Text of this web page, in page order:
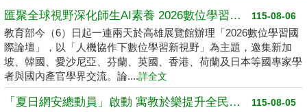
115-08-06
匯聚全球視野深化師生AI素養 2026數位學習國際論壇高雄登場
教育部今（6）日起一連兩天於高雄展覽館辦理「2026數位學習國
際論壇」，以「人機協作下數位學習新視野」為主題，邀集新加
坡、韓國、愛沙尼亞、芬蘭、英國、香港、荷蘭及日本等國專家學
者與國內產官學界交流。論....詳全文
115-08-05
「夏日網安總動員」啟動 寓教於樂提升全民數位素養